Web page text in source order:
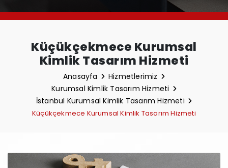
Küçükçekmece Kurumsal
Kimlik Tasarım Hizmeti
Anasayfa
Hizmetlerimiz
Kurumsal Kimlik Tasarım Hizmeti
İstanbul Kurumsal Kimlik Tasarım Hizmeti
Küçükçekmece Kurumsal Kimlik Tasarım Hizmeti